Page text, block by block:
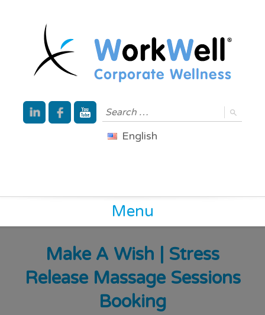
English
Menu
Make A Wish | Stress
Release Massage Sessions
Booking